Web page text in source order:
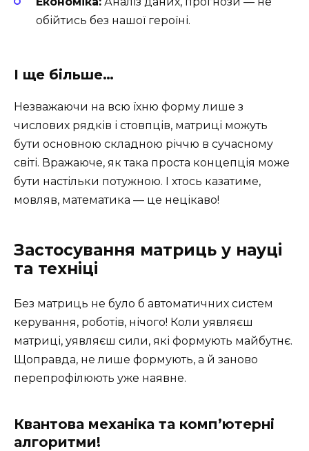
обійтись без нашої героїні.
І ще більше…
Незважаючи на всю їхню форму лише з
числових рядків і стовпців, матриці можуть
бути основною складною річчю в сучасному
світі. Вражаюче, як така проста концепція може
бути настільки потужною. І хтось казатиме,
мовляв, математика — це нецікаво!
Застосування матриць у науці
та техніці
Без матриць не було б автоматичних систем
керування, роботів, нічого! Коли уявляєш
матриці, уявляєш сили, які формують майбутнє.
Щоправда, не лише формують, а й заново
перепрофілюють уже наявне.
Квантова механіка та комп’ютерні
алгоритми!